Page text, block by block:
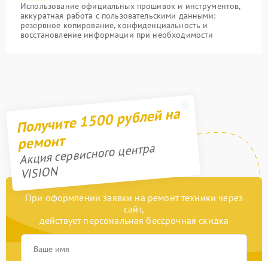
Использование официальных прошивок и инструментов,
аккуратная работа с пользовательскими данными:
резервное копирование, конфиденциальность и
восстановление информации при необходимости
Получите 1500 рублей на
ремонт
Акция сервисного центра
VISION
При оформлении заявки на ремонт техники через
сайт,
действует персональная бессрочная скидка